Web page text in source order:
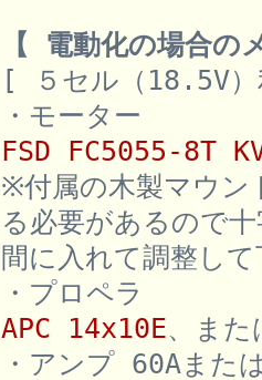
【 電動化の場合
[ ５セル（18.5V
・モーター
FSD FC5055-8T
※付属の木製マウン
る必要があるので
間に入れて調整し
・プロペラ
APC 14x10E、また
・アンプ 60Aまた